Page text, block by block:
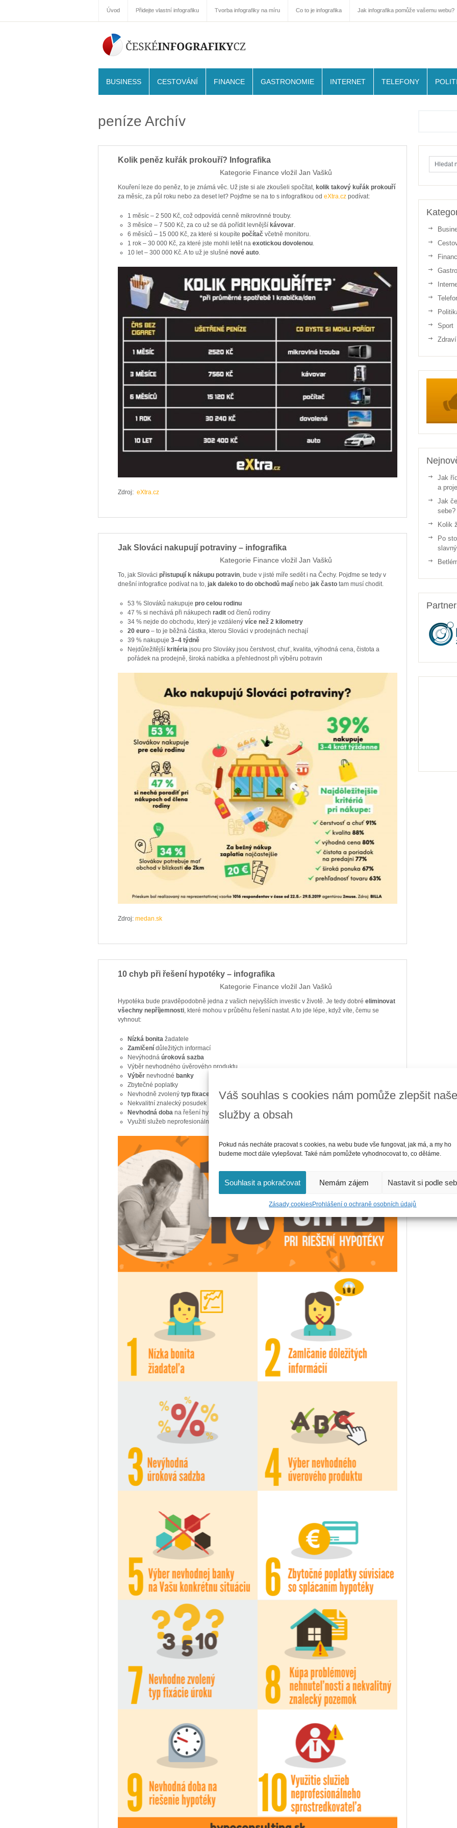
Váš souhlas s cookies nám pomůže zlepšit naše
služby a obsah
Pokud nás necháte pracovat s cookies, na webu bude vše fungovat, jak má, a my ho
budeme moct dále vylepšovat. Také nám pomůžete vyhodnocovat to, co děláme.
Souhlasit a pokračovat Nemám zájem Nastavit si podle
Zásady cookiesProhlášení o ochraně osobních údajů
Úvod Přidejte vlastní infografiku Tvorba infografiky na míru Co to je infografika Jak infografika pomůže vašemu webu?
BUSINESS CESTOVÁNÍ FINANCE GASTRONOMIE INTERNET TELEFONY
peníze Archív
Kolik peněz kuřák prokouří? Infografika
Kategorie Finance vložilJan Vašků
Kouření leze do peněz, to je známá věc. Už jste si ale zkoušeli spočítat, kolik takový kuřák prokouří
za měsíc, za půl roku nebo za deset let? Pojďme se na to s infografikou odeXtra.cz podívat:
1 měsíc – 2 500 Kč, což odpovídá cenně mikrovlnné trouby.
3 měsíce – 7 500 Kč, za co už se dá pořídit levnější kávovar.
6 měsíců – 15 000 Kč, za které si koupítepočítač včetně monitoru.
1 rok – 30 000 Kč, za které jste mohli letět na exotickou dovolenou.
10 let – 300 000 Kč. A to už je slušnénové auto.
Zdroj:eXtra.cz
Jak Slováci nakupují potraviny – infografika
Kategorie Finance vložilJan Vašků
To, jak Slovácipřistupují k nákupu potravin, bude v jisté míře sedět i na Čechy. Pojďme se tedy v
dnešní infografice podívat na to, jak daleko to do obchodů mají nebo jak často tam musí chodit.
53 % Slováků nakupujepro celou rodinu
47 % si nechává při nákupechradit od členů rodiny
34 % nejde do obchodu, který je vzdálenývíce než 2 kilometry
20 euro – to je běžná částka, kterou Slováci v prodejnách nechají
39 % nakupuje3–4 týdně
Nejdůležitější kritéria jsou pro Slováky jsou čerstvost, chuť, kvalita, výhodná cena, čistota a
pořádek na prodejně, široká nabídka a přehlednost při výběru potravin
Zdroj:medan.sk
10 chyb při řešení hypotéky – infografika
Kategorie Finance vložilJan Vašků
Hypotéka bude pravděpodobně jedna z vašich nejvyšších investic v životě. Je tedy dobréeliminovat
všechny nepříjemnosti, které mohou v průběhu řešení nastat. A to jde lépe, když víte, čemu se
vyhnout:
Nízká bonita žadatele
Zamlčení důležitých informací
Nevýhodnáúroková sazba
Výběr nevhodného úvěrového produktu
Výběr nevhodné banky
Zbytečné poplatky
Nevhodně zvolený typ fixace
Nekvalitní znalecký posudek
Nevhodná doba na řešení hypotéky
Využití služeb neprofesionálního zprostředkovatele
Sport
Zdraví
Jak
a
Jak
sebe?
Kolik
Po